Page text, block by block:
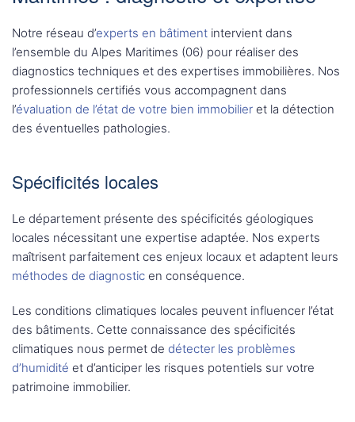
Notre réseau d’experts en bâtiment intervient dans
l’ensemble du Alpes Maritimes (06) pour réaliser des
diagnostics techniques et des expertises immobilières. Nos
professionnels certifiés vous accompagnent dans
l’évaluation de l’état de votre bien immobilier et la détection
des éventuelles pathologies.
Spécificités locales
Le département présente des spécificités géologiques
locales nécessitant une expertise adaptée. Nos experts
maîtrisent parfaitement ces enjeux locaux et adaptent leurs
méthodes de diagnostic en conséquence.
Les conditions climatiques locales peuvent influencer l’état
des bâtiments. Cette connaissance des spécificités
climatiques nous permet de détecter les problèmes
d’humidité et d’anticiper les risques potentiels sur votre
patrimoine immobilier.